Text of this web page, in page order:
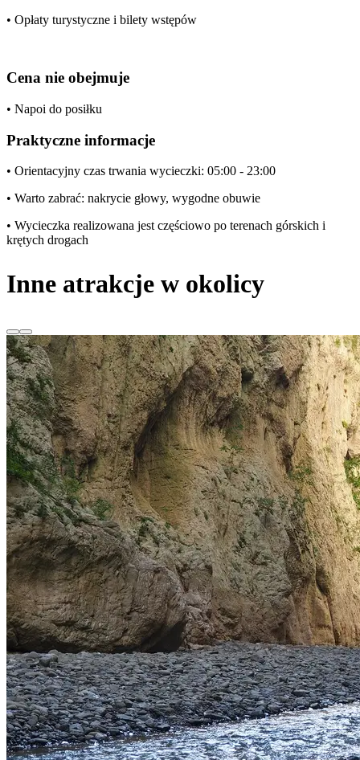
• Opłaty turystyczne i bilety wstępów
Cena nie obejmuje
• Napoi do posiłku
Praktyczne informacje
• Orientacyjny czas trwania wycieczki: 05:00 - 23:00
• Warto zabrać: nakrycie głowy, wygodne obuwie
• Wycieczka realizowana jest częściowo po terenach górskich i
krętych drogach
Inne atrakcje w okolicy